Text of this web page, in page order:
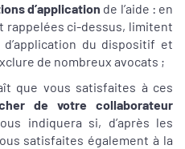
d’application de l’aide : en
rappelées ci-dessus, limitent
du dispositif et
de nombreux avocats ;
que vous satisfaites à ces
de votre collaborateur
indiquera si, d’après les
satisfaites également à la